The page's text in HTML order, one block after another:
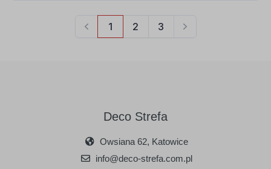
Deco Strefa
Owsiana 62, Katowice
info@deco-strefa.com.pl